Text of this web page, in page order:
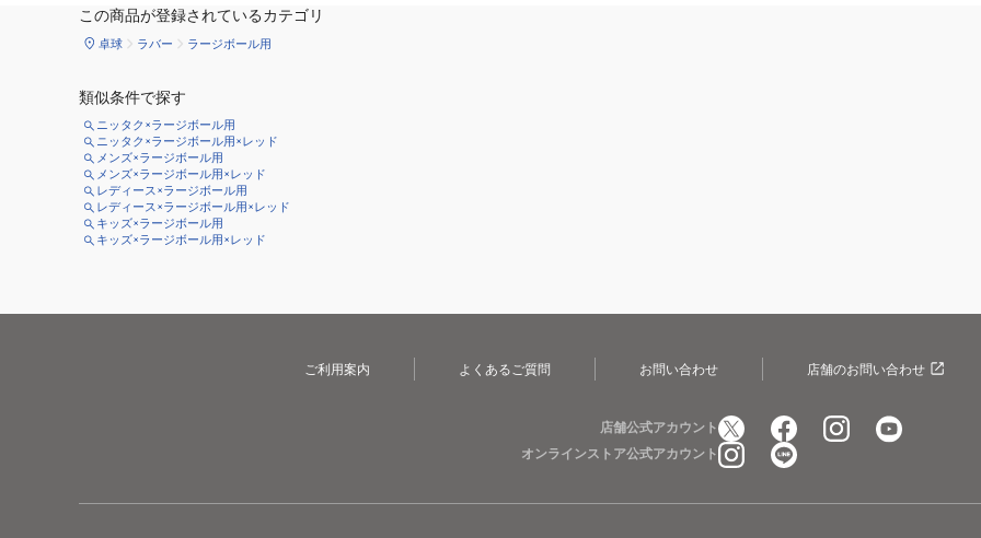
この商品が登録されているカテゴリ
卓球 ラバー ラージボール用
類似条件で探す
ニッタク×ラージボール用
ニッタク×ラージボール用×レッド
メンズ×ラージボール用
メンズ×ラージボール用×レッド
レディース×ラージボール用
レディース×ラージボール用×レッド
キッズ×ラージボール用
キッズ×ラージボール用×レッド
ご利用案内 よくあるご質問 お問い合わせ 店舗のお問い合わせ
店舗公式アカウント
オンラインストア公式アカウント